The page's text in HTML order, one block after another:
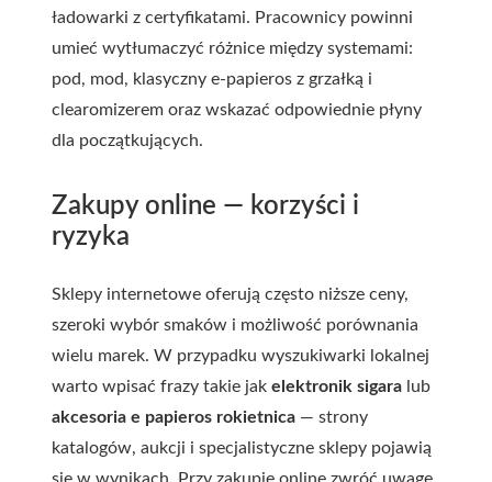
ładowarki z certyfikatami. Pracownicy powinni
umieć wytłumaczyć różnice między systemami:
pod, mod, klasyczny e-papieros z grzałką i
clearomizerem oraz wskazać odpowiednie płyny
dla początkujących.
Zakupy online — korzyści i
ryzyka
Sklepy internetowe oferują często niższe ceny,
szeroki wybór smaków i możliwość porównania
wielu marek. W przypadku wyszukiwarki lokalnej
warto wpisać frazy takie jak elektronik sigara lub
akcesoria e papieros rokietnica — strony
katalogów, aukcji i specjalistyczne sklepy pojawią